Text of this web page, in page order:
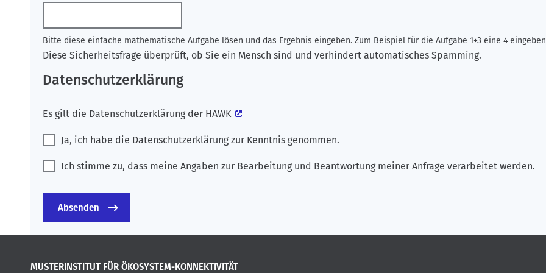
Bitte diese einfache mathematische Aufgabe lösen und das Ergebnis eingeben. Zum Beispiel für die Aufgabe 1+3 eine 4
Diese Sicherheitsfrage überprüft, ob Sie ein Mensch sind und verhindert automatisches Spamming.
Datenschutzerklärung
Es gilt die Datenschutzerklärung der HAWK
Ja, ich habe die Datenschutzerklärung zur Kenntnis genommen.
Ich stimme zu, dass meine Angaben zur Bearbeitung und Beantwortung meiner Anfrage verarbeitet werden.
MUSTERINSTITUT FÜR ÖKOSYSTEM-KONNEKTIVITÄT